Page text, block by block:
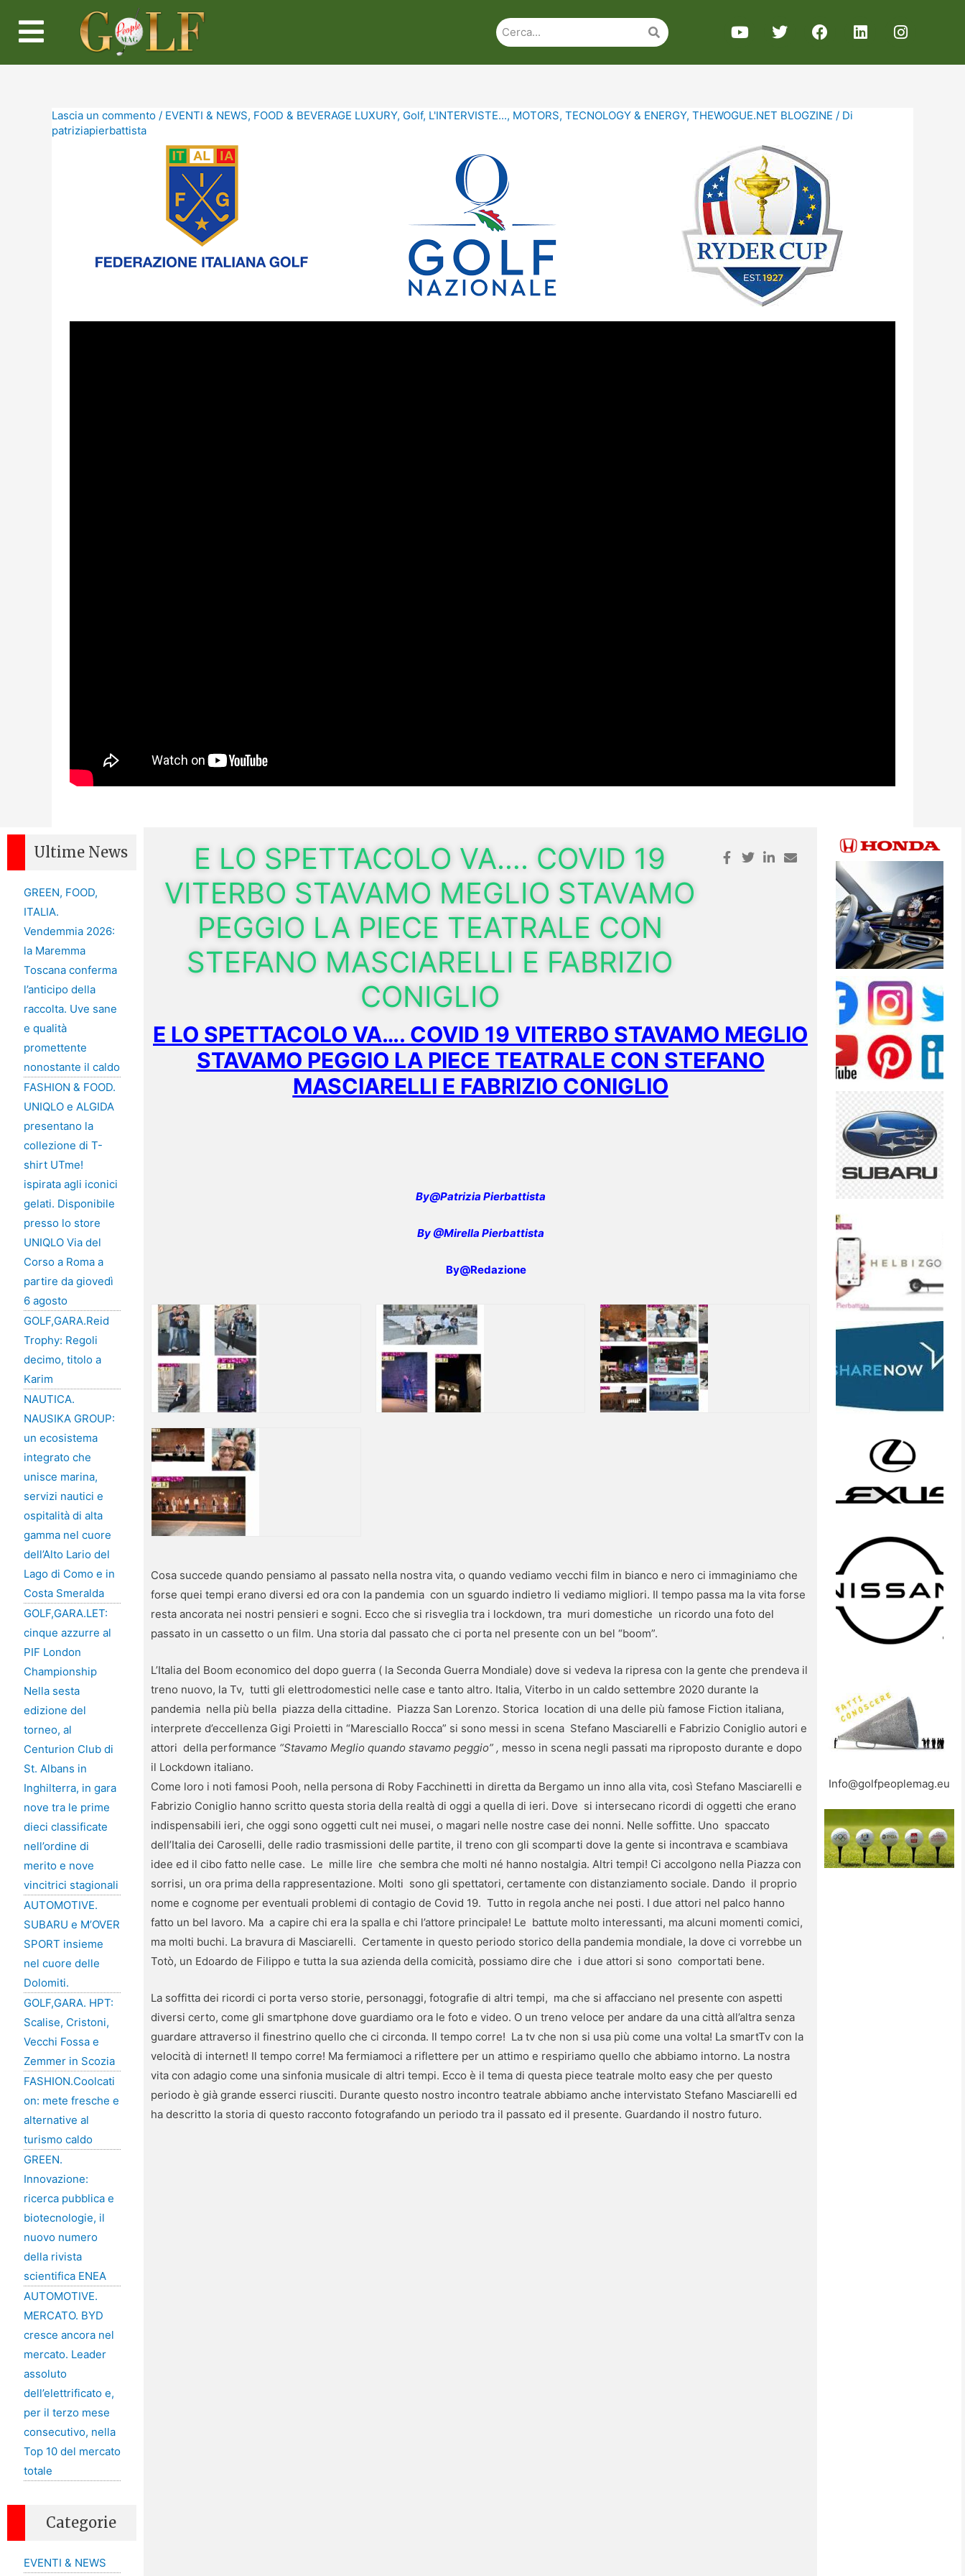
Lascia un commento / EVENTI & NEWS, FOOD & BEVERAGE LUXURY, Golf, L'INTERVISTE..., MOTORS, TECNOLOGY & ENERGY, THEWOGUE.NET BLOGZINE / Di
patriziapierbattista
Ultime News
GREEN, FOOD,
ITALIA.
Vendemmia 2026:
la Maremma
Toscana conferma
l’anticipo della
raccolta. Uve sane
e qualità
promettente
nonostante il caldo
FASHION & FOOD.
UNIQLO e ALGIDA
presentano la
collezione di T-
shirt UTme!
ispirata agli iconici
gelati. Disponibile
presso lo store
UNIQLO Via del
Corso a Roma a
partire da giovedì
6 agosto
GOLF,GARA.Reid
Trophy: Regoli
decimo, titolo a
Karim
NAUTICA.
NAUSIKA GROUP:
un ecosistema
integrato che
unisce marina,
servizi nautici e
ospitalità di alta
gamma nel cuore
dell’Alto Lario del
Lago di Como e in
Costa Smeralda
GOLF,GARA.LET:
cinque azzurre al
PIF London
Championship
Nella sesta
edizione del
torneo, al
Centurion Club di
St. Albans in
Inghilterra, in gara
nove tra le prime
dieci classificate
nell’ordine di
merito e nove
vincitrici stagionali
AUTOMOTIVE.
SUBARU e M’OVER
SPORT insieme
nel cuore delle
Dolomiti.
GOLF,GARA. HPT:
Scalise, Cristoni,
Vecchi Fossa e
Zemmer in Scozia
FASHION.Coolcati
on: mete fresche e
alternative al
turismo caldo
GREEN.
Innovazione:
ricerca pubblica e
biotecnologie, il
nuovo numero
della rivista
scientifica ENEA
AUTOMOTIVE.
MERCATO. BYD
cresce ancora nel
mercato. Leader
assoluto
dell’elettrificato e,
per il terzo mese
consecutivo, nella
Top 10 del mercato
totale
Categorie
EVENTI & NEWS
E LO SPETTACOLO VA…. COVID 19
VITERBO STAVAMO MEGLIO STAVAMO
PEGGIO LA PIECE TEATRALE CON
STEFANO MASCIARELLI E FABRIZIO
CONIGLIO
E LO SPETTACOLO VA…. COVID 19 VITERBO STAVAMO MEGLIO
STAVAMO PEGGIO LA PIECE TEATRALE CON STEFANO
MASCIARELLI E FABRIZIO CONIGLIO
By@Patrizia Pierbattista
By @Mirella Pierbattista
By@Redazione
Cosa succede quando pensiamo al passato nella nostra vita, o quando vediamo vecchi film in bianco e nero ci immaginiamo che
forse quei tempi erano diversi ed ora con la pandemia con un sguardo indietro li vediamo migliori. Il tempo passa ma la vita forse
resta ancorata nei nostri pensieri e sogni. Ecco che si risveglia tra i lockdown, tra muri domestiche un ricordo una foto del
passato in un cassetto o un film. Una storia dal passato che ci porta nel presente con un bel “boom”.
L’Italia del Boom economico del dopo guerra ( la Seconda Guerra Mondiale) dove si vedeva la ripresa con la gente che prendeva il
treno nuovo, la Tv, tutti gli elettrodomestici nelle case e tanto altro. Italia, Viterbo in un caldo settembre 2020 durante la
pandemia nella più bella piazza della cittadine. Piazza San Lorenzo. Storica location di una delle più famose Fiction italiana,
interprete d’eccellenza Gigi Proietti in “Maresciallo Rocca” si sono messi in scena Stefano Masciarelli e Fabrizio Coniglio autori e
attori della performance “Stavamo Meglio quando stavamo peggio” , messo in scena negli passati ma riproposto durante e dopo
il Lockdown italiano.
Come loro i noti famosi Pooh, nella persona di Roby Facchinetti in diretta da Bergamo un inno alla vita, così Stefano Masciarelli e
Fabrizio Coniglio hanno scritto questa storia della realtà di oggi a quella di ieri. Dove si intersecano ricordi di oggetti che erano
indispensabili ieri, che oggi sono oggetti cult nei musei, o magari nelle nostre case dei nonni. Nelle soffitte. Uno spaccato
dell’Italia dei Caroselli, delle radio trasmissioni delle partite, il treno con gli scomparti dove la gente si incontrava e scambiava
idee ed il cibo fatto nelle case. Le mille lire che sembra che molti né hanno nostalgia. Altri tempi! Ci accolgono nella Piazza con
sorrisi, un ora prima della rappresentazione. Molti sono gli spettatori, certamente con distanziamento sociale. Dando il proprio
nome e cognome per eventuali problemi di contagio de Covid 19. Tutto in regola anche nei posti. I due attori nel palco hanno
fatto un bel lavoro. Ma a capire chi era la spalla e chi l’attore principale! Le battute molto interessanti, ma alcuni momenti comici,
ma molti buchi. La bravura di Masciarelli. Certamente in questo periodo storico della pandemia mondiale, la dove ci vorrebbe un
Totò, un Edoardo de Filippo e tutta la sua azienda della comicità, possiamo dire che i due attori si sono comportati bene.
La soffitta dei ricordi ci porta verso storie, personaggi, fotografie di altri tempi, ma che si affacciano nel presente con aspetti
diversi certo, come gli smartphone dove guardiamo ora le foto e video. O un treno veloce per andare da una città all’altra senza
guardare attraverso il finestrino quello che ci circonda. Il tempo corre! La tv che non si usa più come una volta! La smartTv con la
velocità di internet! Il tempo corre! Ma fermiamoci a riflettere per un attimo e respiriamo quello che abbiamo intorno. La nostra
vita con adagio come una sinfonia musicale di altri tempi. Ecco è il tema di questa piece teatrale molto easy che per questo
periodo è già grande esserci riusciti. Durante questo nostro incontro teatrale abbiamo anche intervistato Stefano Masciarelli ed
ha descritto la storia di questo racconto fotografando un periodo tra il passato ed il presente. Guardando il nostro futuro.
Info@golfpeoplemag.eu